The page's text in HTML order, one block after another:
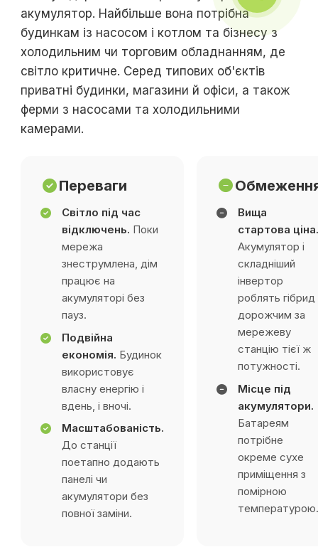
акумулятор. Найбільше вона потрібна
будинкам із насосом і котлом та бізнесу з
холодильним чи торговим обладнанням, де
світло критичне. Серед типових об'єктів
приватні будинки, магазини й офіси, а також
ферми з насосами та холодильними
камерами.
Переваги
Світло під час
відключень. Поки
мережа
знеструмлена, дім
працює на
акумуляторі без
пауз.
Подвійна
економія. Будинок
використовує
власну енергію і
вдень, і вночі.
Масштабованість.
До станції
поетапно додають
панелі чи
акумулятори без
повної заміни.
Вища
стартова ціна.
Акумулятор і
складніший
інвертор
роблять гібрид
дорожчим за
мережеву
станцію тієї ж
потужності.
Місце під
акумулятори.
Батареям
потрібне
окреме сухе
приміщення з
помірною
температурою.